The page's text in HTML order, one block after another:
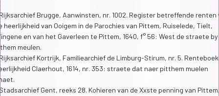
Brugge, Aanwinsten, nr. 1002. Register betreffende renten
heerlijkheid van Ooigem in de Parochies van Pittem, Ruiselede, Tielt,
en van het Gaverleen te Pittem, 1640, f° 56: West de straete by
meulen.
Kortrijk, Familiearchief de Limburg-Stirum, nr. 5. Renteboek
Claerhout, 1614, nr. 353: straete dat naer pitthem muelen
Gent, reeks 28. Kohieren van de Xxste penning van